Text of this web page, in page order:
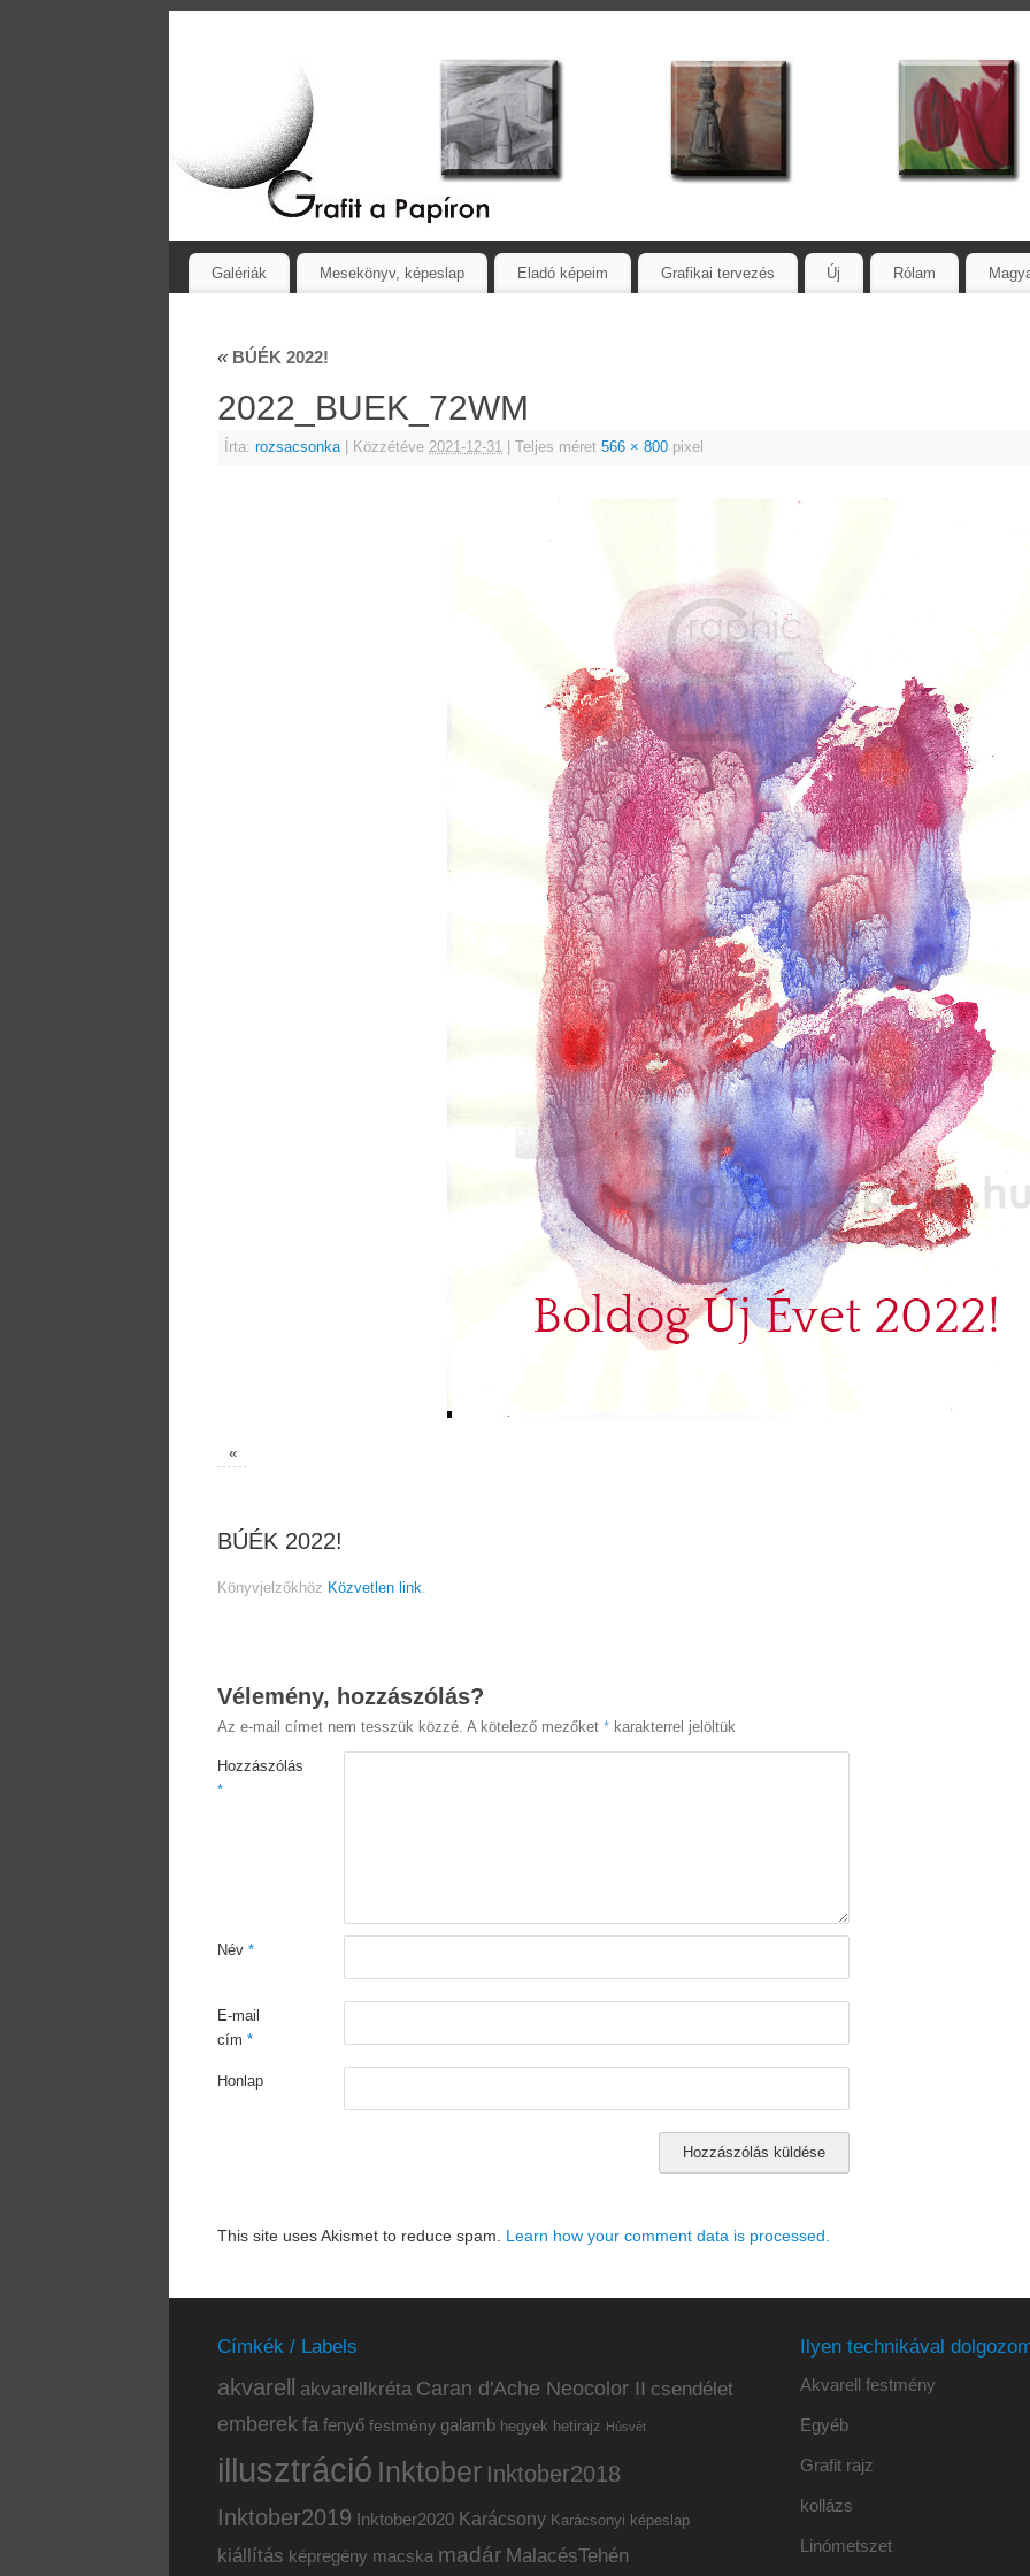
Galériák Mesekönyv, képeslap Eladó képeim Grafikai tervezés Új Rólam
«BÚÉK 2022!
2022_BUEK_72WM
Írta: rozsacsonka Közzétéve 2021-12-31 Teljes méret 566 × 800 pixel
«
BÚÉK 2022!
Könyvjelzőkhöz Közvetlen link.
Vélemény, hozzászólás?
Az e-mail címet nem tesszük közzé. A kötelező mezőket * karakterrel jelöltük
Hozzászólás
*
Név *
E-mail
cím *
Honlap
This site uses Akismet to reduce spam. Learn how your comment data is processed.
Címkék / Labels
akvarell akvarellkréta Caran d'Ache Neocolor II csendélet
emberek fa fenyő festmény galamb hegyek hetirajz Húsvét
illusztráció Inktober Inktober2018
Inktober2019 Inktober2020 Karácsony Karácsonyi képeslap
kiállítás képregény macska madár MalacésTehén
Ilyen technikával
Akvarell festmény
Egyéb
Grafit rajz
kollázs
Linómetszet